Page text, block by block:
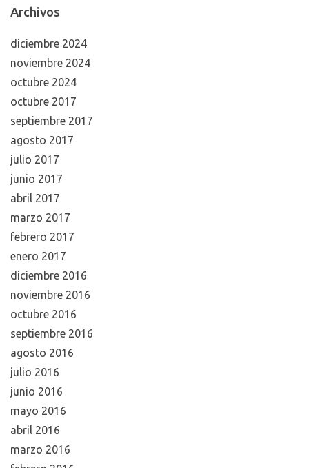
Archivos
diciembre 2024
noviembre 2024
octubre 2024
octubre 2017
septiembre 2017
agosto 2017
julio 2017
junio 2017
abril 2017
marzo 2017
febrero 2017
enero 2017
diciembre 2016
noviembre 2016
octubre 2016
septiembre 2016
agosto 2016
julio 2016
junio 2016
mayo 2016
abril 2016
marzo 2016